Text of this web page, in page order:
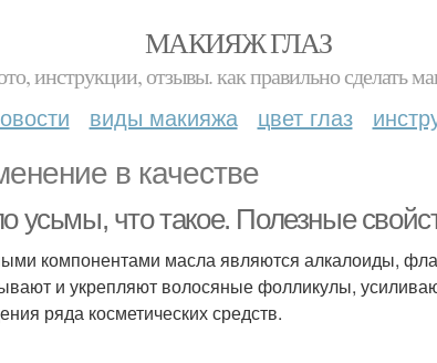
МАКИЯЖ ГЛАЗ
инструкции, отзывы. как правильно сделать
виды макияжа цвет глаз
в качестве
усьмы, что такое. Полезные
компонентами масла являются алкалоиды,
и укрепляют волосяные фолликулы,
ряда косметических средств.